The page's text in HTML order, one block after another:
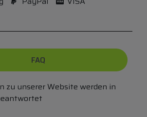
FAQ
zu unserer Website werden in